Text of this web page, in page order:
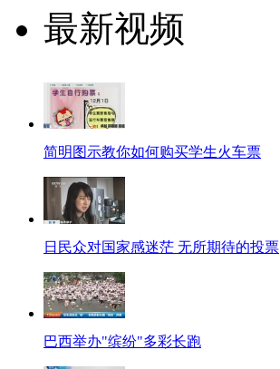
最新视频
简明图示教你如何购买学生火车票
日民众对国家感迷茫 无所期待的投票
巴西举办"缤纷"多彩长跑